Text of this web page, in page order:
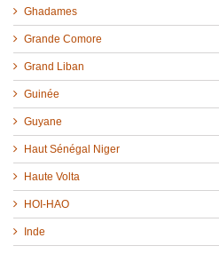
Ghadames
Grande Comore
Grand Liban
Guinée
Guyane
Haut Sénégal Niger
Haute Volta
HOI-HAO
Inde